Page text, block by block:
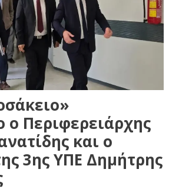
ο Περιφερειάρχης
και ο
3ης ΥΠΕ Δημήτρης